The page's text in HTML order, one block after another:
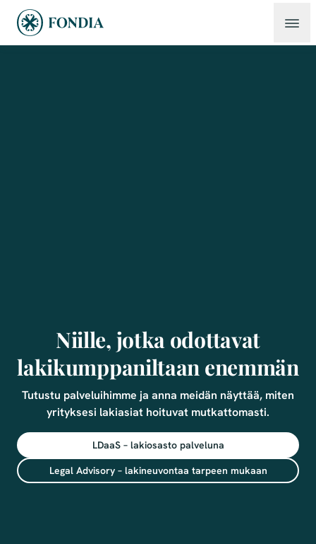
Niille, jotka odottavat
lakikumppaniltaan enemmän
Tutustu palveluihimme ja anna meidän näyttää, miten
yrityksesi lakiasiat hoituvat mutkattomasti.
LDaaS – lakiosasto palveluna
Legal Advisory – lakineuvontaa tarpeen mukaan